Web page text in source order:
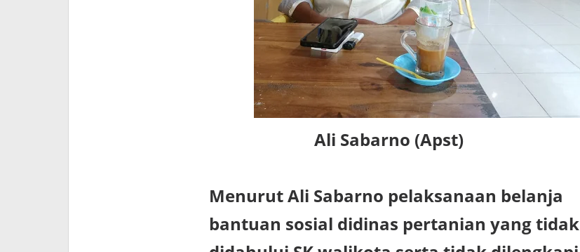
Ali Sabarno (Apst)
Menurut Ali Sabarno pelaksanaan belanja
bantuan sosial didinas pertanian yang tidak